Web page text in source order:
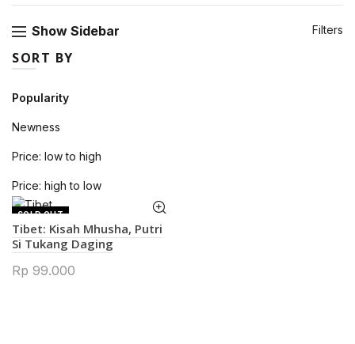
Show Sidebar Filters
SORT BY
Popularity
Newness
Price: low to high
Price: high to low
SOLD OUT
Tibet: Kisah Mhusha, Putri
Si Tukang Daging
Rp 99.000